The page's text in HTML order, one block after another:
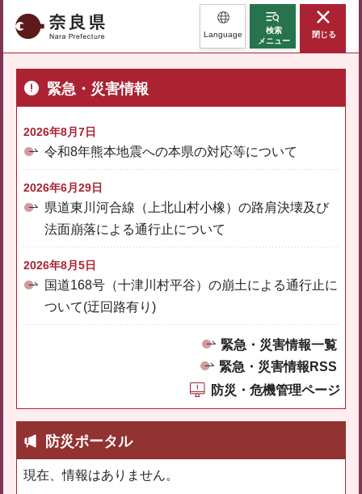
奈良県 Language
検索
メニュー
閉じる
緊急・災害情報
2026年8月7日
令和8年熊本地震への本県の対応等について
2026年6月29日
県道東川河合線（上北山村小橡）の路肩決壊及び
法面崩落による通行止について
2026年8月5日
国道168号（十津川村平谷）の崩土による通行止に
ついて(迂回路有り)
緊急・災害情報一覧
緊急・災害情報RSS
防災・危機管理ページ
防災ポータル
現在、情報はありません。